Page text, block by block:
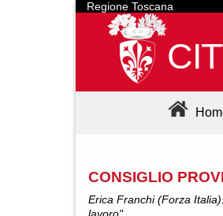
Regione Toscana
CONSIGLIO
Erica Franchi (Forza
lavoro"